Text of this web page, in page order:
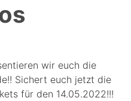
wir euch die
Sichert euch jetzt die
für den 14.05.2022!!!